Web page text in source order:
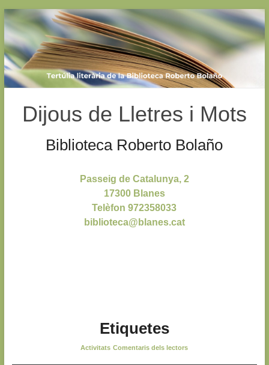
Skip
to
content
Dijous de Lletres i Mots
Biblioteca Roberto Bolaño
Passeig de Catalunya, 2
17300 Blanes
Telèfon 972358033
biblioteca@blanes.cat
Etiquetes
Activitats Comentaris dels lectors